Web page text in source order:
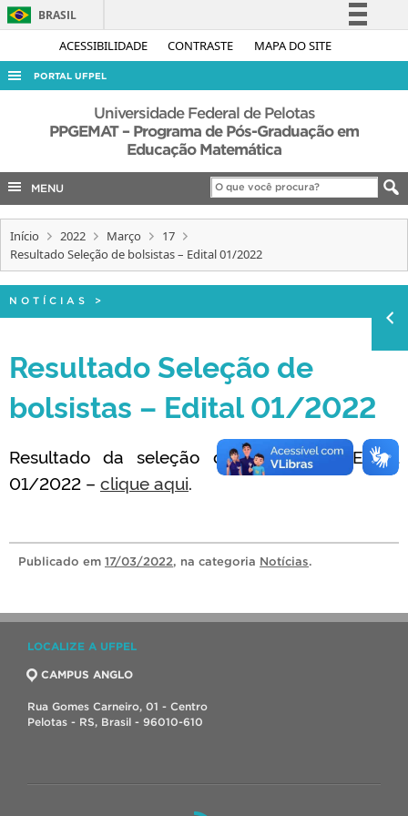
ACESSIBILIDADE CONTRASTE MAPA DO SITE
BRASIL
Simplifique!
Acesso à informação
Legislação
Canais
PORTAL UFPEL
ACESSO À INFORMAÇÃO
AUDITORIA
EDITAIS
INTERNACIONAL
Universidade Federal de Pelotas
PPGEMAT – Programa de Pós-Graduação em
Educação Matemática
MENU
Início 2022 Março
17
Resultado Seleção de bolsistas – Edital 01/2022
NOTÍCIAS >
Resultado Seleção de
bolsistas – Edital 01/2022
Resultado da seleção de bolsistas – Edital
01/2022 – clique aqui.
Publicado em 17/03/2022, na categoria Notícias.
LOCALIZE A UFPEL
CAMPUS ANGLO
Rua Gomes Carneiro, 01 - Centro
Pelotas - RS, Brasil - 96010-610